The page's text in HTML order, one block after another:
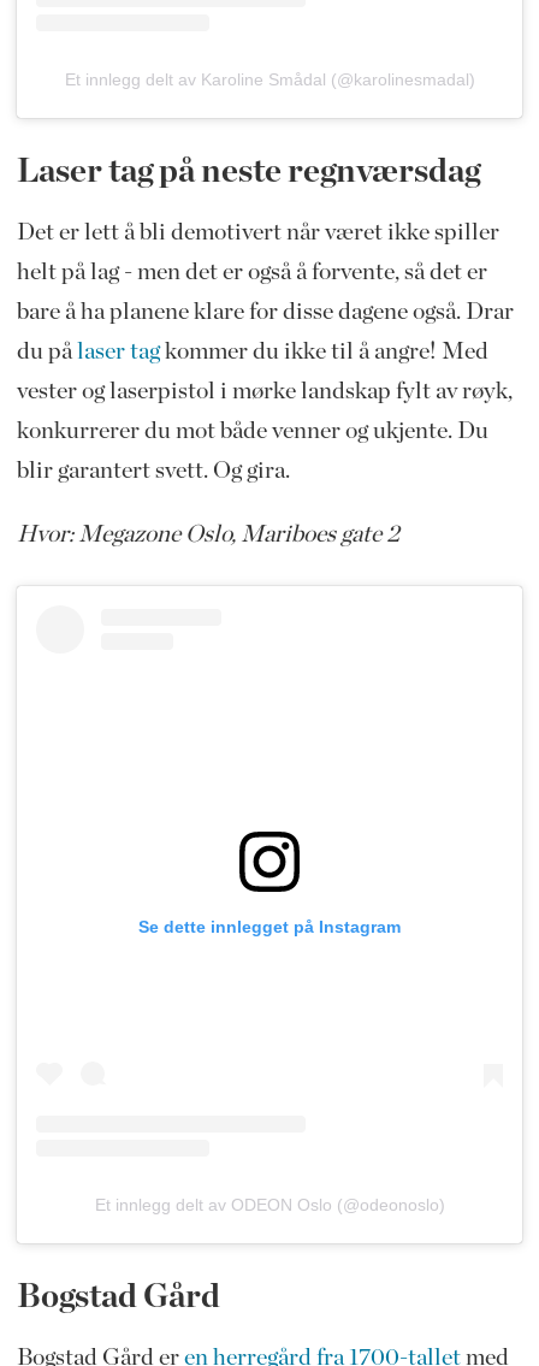
Et innlegg delt av Karoline Smådal (@karolinesmadal)
Laser tag på neste regnværsdag
Det er lett å bli demotivert når været ikke spiller
helt på lag - men det er også å forvente, så det er
bare å ha planene klare for disse dagene også. Drar
du på laser tagkommer du ikke til å angre! Med
vester og laserpistol i mørke landskap fylt av røyk,
konkurrerer du mot både venner og ukjente. Du
blir garantert svett. Og gira.
Hvor: Megazone Oslo, Mariboes gate 2
Se dette innlegget på Instagram
Et innlegg delt av ODEON Oslo (@odeonoslo)
Bogstad Gård
Bogstad Gård er en herregård fra 1700-talletmed